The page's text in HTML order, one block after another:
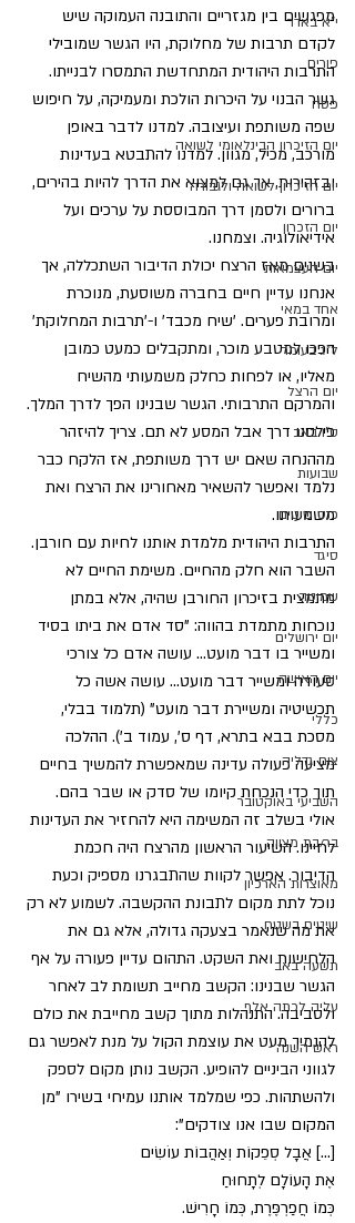
י"א באדר
פורים
פסח
יום הזיכרון הבינלאומי לשואה
יום הזיכרון לשואה ולגבורה
יום הזכרון
יום העצמאות
אחד במאי
ל"ג בעומר
יום הרצל
ט"ו באב
שבועות
כנס שיטים
סיגד
שמיטה
יום ירושלים
יום האישה
כללי
צום גדליה
השביעי באוקטובר
בר/בת מצווה
מאוצרות הארכיון
שיטים בשטח
תשעה באב
עליה לכתה אלף
ראש השנה
מפגשים בין מגזריים והתובנה העמוקה שיש
לקדם תרבות של מחלוקת, היו הגשר שמובילי
התרבות היהודית המתחדשת התמסרו לבנייתו.
גשר הבנוי על היכרות הולכת ומעמיקה, על חיפוש
שפה משותפת ועיצובה. למדנו לדבר באופן
מורכב, מכיל, מגוון. למדנו להתבטא בעדינות
ובזהירות, אך גם למצוא את הדרך להיות בהירים,
ברורים ולסמן דרך המבוססת על ערכים ועל
אידיאולוגיה. וצמחנו.
בשנים מאז הרצח יכולת הדיבור השתכללה, אך
אנחנו עדיין חיים בחברה משוסעת, מנוכרת
ומרובת פערים. 'שיח מכבד' ו-'תרבות המחלוקת'
הפכו למטבע מוכר, ומתקבלים כמעט כמובן
מאליו, או לפחות כחלק משמעותי מהשיח
והמרקם התרבותי. הגשר שבנינו הפך לדרך המלך.
פילסנו דרך אבל המסע לא תם. צריך להיזהר
מההנחה שאם יש דרך משותפת, אז הלקח כבר
נלמד ואפשר להשאיר מאחורינו את הרצח ואת
משמעותו.
התרבות היהודית מלמדת אותנו לחיות עם חורבן.
השבר הוא חלק מהחיים. משימת החיים לא
מתמצית בזיכרון החורבן שהיה, אלא במתן
נוכחות מתמדת בהווה: "סד אדם את ביתו בסיד
ומשייר בו דבר מועט... עושה אדם כל צורכי
סעודה ומשייר דבר מועט... עושה אשה כל
תכשיטיה ומשיירת דבר מועט" (תלמוד בבלי,
מסכת בבא בתרא, דף ס', עמוד ב'). ההלכה
מציעה פעולה עדינה שמאפשרת להמשיך בחיים
תוך כדי הנכחת קיומו של סדק או שבר בהם.
אולי בשלב זה המשימה היא להחזיר את העדינות
לחיינו. השיעור הראשון מהרצח היה חכמת
הדיבור. אפשר לקוות שהתבגרנו מספיק וכעת
נוכל לתת מקום לתבונת ההקשבה. לשמוע לא רק
את מה שנאמר בצעקה גדולה, אלא גם את
הלחישות ואת השקט. התהום עדיין פעורה על אף
הגשר שבנינו: הקשב מחייב תשומת לב לאחר
ולסביבה. התנהלות מתוך קשב מחייבת את כולם
להנמיך מעט את עוצמת הקול על מנת לאפשר גם
לגווני הביניים להופיע. הקשב נותן מקום לספק
ולהשתהות. כפי שמלמד אותנו עמיחי בשירו "מן
המקום שבו אנו צודקים":
[...] אֲבָל סְפֵקוֹת וְאַהֲבוֹת עוֹשִׂים
אֶת הָעוֹלָם לְתָחוּחַ
כְּמוֹ חֲפַרְפֶּרֶת, כְּמוֹ חָרִישׁ.